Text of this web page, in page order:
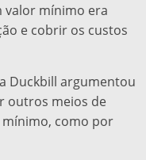
valor mínimo era
e cobrir os custos
Duckbill argumentou
outros meios de
como por